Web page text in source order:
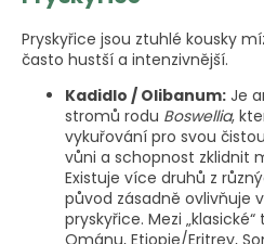
Pryskyřice jsou ztuhlé kousky
často hustší a intenzivnější.
Kadidlo / Olibanum: Je
stromů rodu Boswellia,
vykuřování pro svou
vůni a schopnost zklidnit
Existuje více druhů z
původ zásadně ovlivňuje
pryskyřice. Mezi